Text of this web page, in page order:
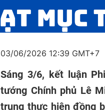
03/06/2026 12:39 GMT+7
Sáng 3/6, kết luận
tướng Chính phủ Lê
trung thực hiện đồng